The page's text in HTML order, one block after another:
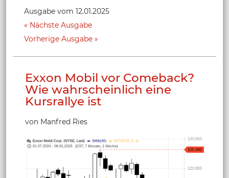
Ausgabe vom 12.01.2025
Nächste Ausgabe
Vorherige Ausgabe
Exxon Mobil vor Comeback?
Wie wahrscheinlich eine
Kursrallye ist
von Manfred Ries